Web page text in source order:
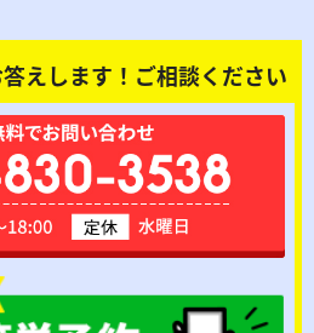
えします！ご相談ください